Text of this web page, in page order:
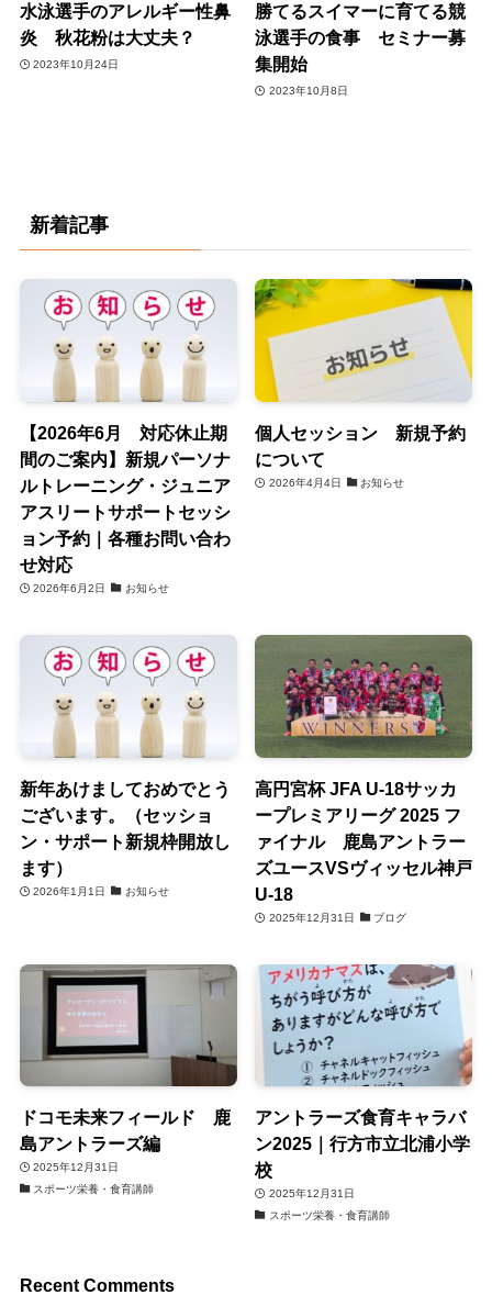
水泳選手のアレルギー性鼻
炎 秋花粉は大丈夫？
2023年10月24日
勝てるスイマーに育てる競
泳選手の食事 セミナー募
集開始
2023年10月8日
新着記事
【2026年6月 対応休止期
間のご案内】新規パーソナ
ルトレーニング・ジュニア
アスリートサポートセッシ
ョン予約｜各種お問い合わ
せ対応
2026年6月2日 お知らせ
個人セッション 新規予約
について
2026年4月4日 お知らせ
新年あけましておめでとう
ございます。（セッショ
ン・サポート新規枠開放し
ます）
2026年1月1日 お知らせ
高円宮杯 JFA U-18サッカ
ープレミアリーグ 2025 フ
ァイナル 鹿島アントラー
ズユースVSヴィッセル神戸
U-18
2025年12月31日 ブログ
ドコモ未来フィールド 鹿
島アントラーズ編
2025年12月31日
スポーツ栄養・食育講師
アントラーズ食育キャラバ
ン2025｜行方市立北浦小学
校
2025年12月31日
スポーツ栄養・食育講師
Recent Comments